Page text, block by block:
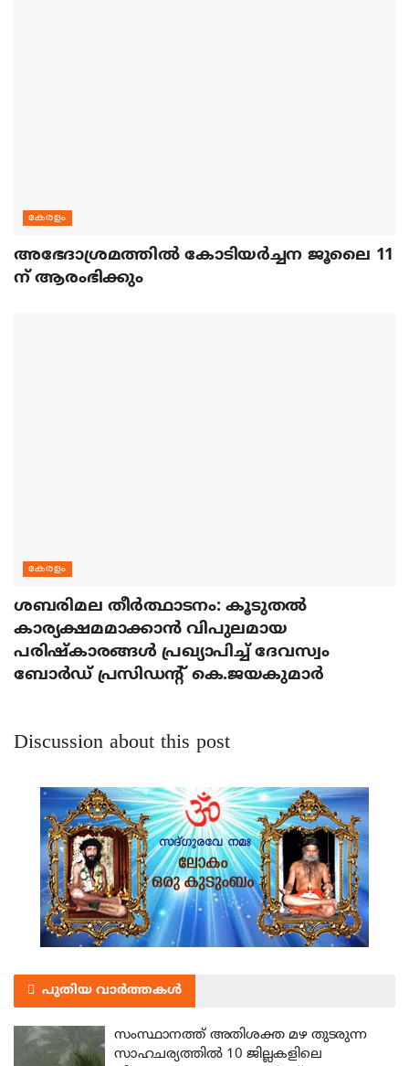
കേരളം
അഭേദാശ്രമത്തില്‍ കോടിയര്‍ച്ചന ജൂലൈ 11
ന് ആരംഭിക്കും
കേരളം
ശബരിമല തീര്‍ത്ഥാടനം: കൂടുതല്‍
കാര്യക്ഷമമാക്കാന്‍ വിപുലമായ
പരിഷ്‌കാരങ്ങള്‍ പ്രഖ്യാപിച്ച് ദേവസ്വം
ബോര്‍ഡ് പ്രസിഡന്റ് കെ.ജയകുമാര്‍
Discussion about this post
പുതിയ വാർത്തകൾ
സംസ്ഥാനത്ത് അതിശക്ത മഴ തുടരുന്ന
സാഹചര്യത്തിൽ 10 ജില്ലകളിലെ